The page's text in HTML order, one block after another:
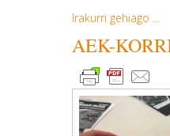
Irakurri gehiago ...
AEK-